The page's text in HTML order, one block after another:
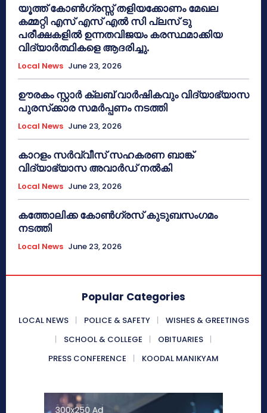
യൂത്ത് കോൺഗ്രസ്സ് തളിയക്കോണം മേഖല
കമ്മറ്റി എസ് എസ് എൽ സി പ്ലസ് ടു
പരീക്ഷകളിൽ ഉന്നതവിജയം കരസ്ഥമാക്കിയ
വിദ്യാർത്ഥികളെ ആദരിച്ചു.
Local News June 23, 2026
ഊരകം സ്റ്റാർ ക്ലബ് വാർഷികവും വിദ്യാഭ്യാസ
പുരസ്‌ക്കാര സമർപ്പണം നടത്തി
Local News June 23, 2026
കാറളം സർവ്വീസ് സഹകരണ ബാങ്ക്
വിദ്യാഭ്യാസ അവാർഡ് നൽകി
Local News June 23, 2026
കത്തോലിക്ക കോൺഗ്രസ് കുടുബസംഗമം
നടത്തി
Local News June 23, 2026
Popular Categories
LOCAL NEWS POLICE & SAFETY
WISHES & GREETINGS
SCHOOL & COLLEGE
OBITUARIES
PRESS CONFERENCE
KOODAL MANIKYAM